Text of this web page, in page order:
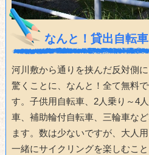
なんと！貸出自転
河川敷から通りを挟んだ反対側
驚くことに、なんと！全て無料
す。子供用自転車、2人乗り～4
車、補助輪付自転車、三輪車な
ます。数は少ないですが、大人
一緒にサイクリングを楽しむこと